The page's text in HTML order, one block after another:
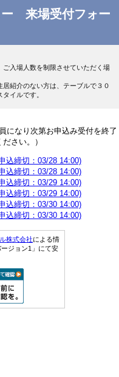
来場受付フォー
ご入場人数を制限させていただく場
紹介のない方は、テーブルで３０
イルです。
になり次第お申込み受付を終了
さい。）
締切：03/28 14:00)
締切：03/28 14:00)
締切：03/29 14:00)
締切：03/29 14:00)
締切：03/30 14:00)
締切：03/30 14:00)
株式会社による情
ジョン1」にて安